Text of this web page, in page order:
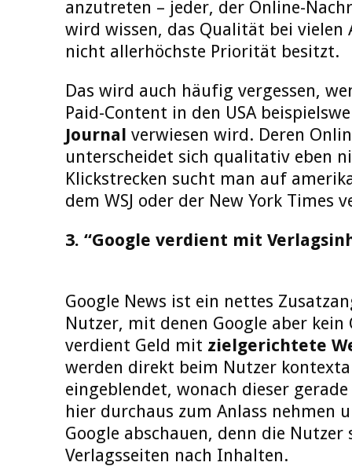
anzutreten – jeder, der Online-
wird wissen, das Qualität bei vielen
nicht allerhöchste Priorität besitzt.
Das wird auch häufig vergessen,
Paid-Content in den USA
Journal verwiesen wird. Deren
unterscheidet sich qualitativ eben
Klickstrecken sucht man auf
dem WSJ oder der New York Times
3. “Google verdient mit
Google News ist ein nettes
Nutzer, mit denen Google aber kein
verdient Geld mit zielgerichtete
werden direkt beim Nutzer
eingeblendet, wonach dieser
hier durchaus zum Anlass nehmen
Google abschauen, denn die Nutzer
Verlagsseiten nach Inhalten.